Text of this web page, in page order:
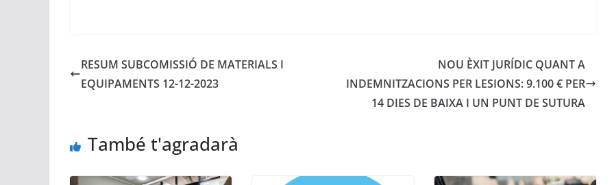
RESUM SUBCOMISSIÓ DE MATERIALS I
EQUIPAMENTS 12-12-2023
NOU ÈXIT JURÍDIC QUANT A
INDEMNITZACIONS PER LESIONS: 9.100 € PER
14 DIES DE BAIXA I UN PUNT DE SUTURA
També t'agradarà